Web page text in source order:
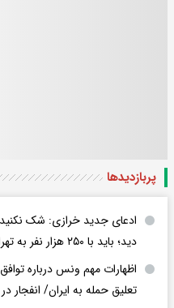
پربازدید‌ها
ادعای جدید خرازی: شک
دید؛ باید با ۲۵۰ هزار نفر به تهران حمله کنیم و دولت را سرنگون کنیم!
اظهارات مهم ونس درباره
تعلیق حمله به ایران/ انفجار